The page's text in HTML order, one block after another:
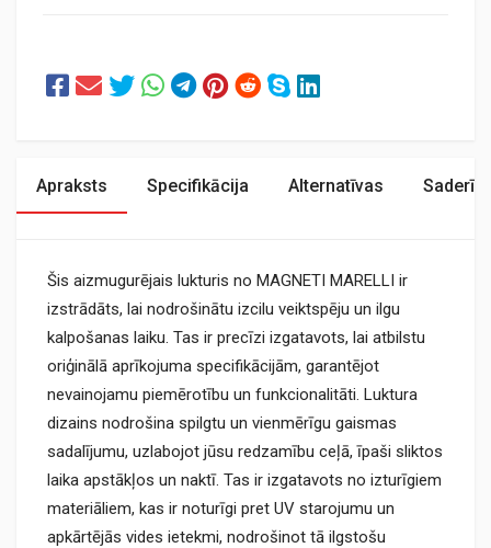
Apraksts Specifikācija Alternatīvas
Šis aizmugurējais lukturis no MAGNETI MARELLI ir
izstrādāts, lai nodrošinātu izcilu veiktspēju un ilgu
kalpošanas laiku. Tas ir precīzi izgatavots, lai atbilstu
oriģinālā aprīkojuma specifikācijām, garantējot
nevainojamu piemērotību un funkcionalitāti. Luktura
dizains nodrošina spilgtu un vienmērīgu gaismas
sadalījumu, uzlabojot jūsu redzamību ceļā, īpaši sliktos
laika apstākļos un naktī. Tas ir izgatavots no izturīgiem
materiāliem, kas ir noturīgi pret UV starojumu un
apkārtējās vides ietekmi, nodrošinot tā ilgstošu